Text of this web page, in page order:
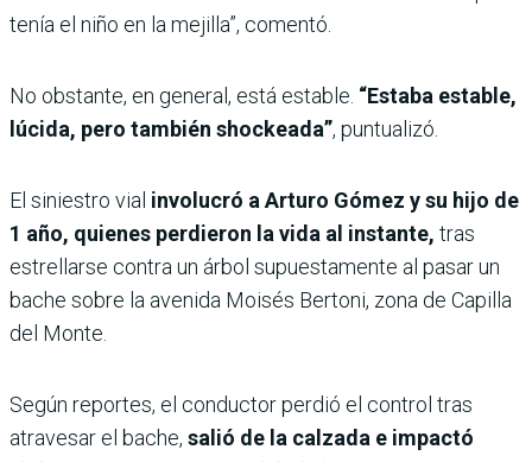
tenía el niño en la mejilla”, comentó.
No obstante, en general, está estable. “Estaba estable,
lúcida, pero también shockeada”, puntualizó.
El siniestro vial involucró a Arturo Gómez y su hijo de
1 año, quienes perdieron la vida al instante, tras
estrellarse contra un árbol supuestamente al pasar un
bache sobre la avenida Moisés Bertoni, zona de Capilla
del Monte.
Según reportes, el conductor perdió el control tras
atravesar el bache, salió de la calzada e impactó